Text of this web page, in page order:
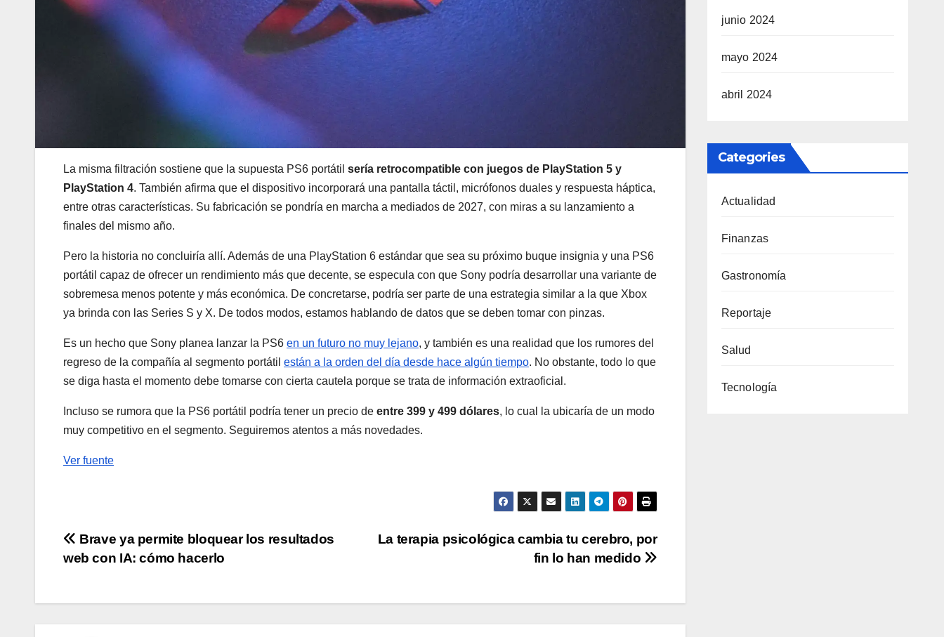
La misma filtración sostiene que la supuesta PS6 portátil sería retrocompatible con juegos de PlayStation 5 y
PlayStation 4. También afirma que el dispositivo incorporará una pantalla táctil, micrófonos duales y respuesta háptica,
entre otras características. Su fabricación se pondría en marcha a mediados de 2027, con miras a su lanzamiento a
finales del mismo año.
Pero la historia no concluiría allí. Además de una PlayStation 6 estándar que sea su próximo buque insignia y una PS6
portátil capaz de ofrecer un rendimiento más que decente, se especula con que Sony podría desarrollar una variante de
sobremesa menos potente y más económica. De concretarse, podría ser parte de una estrategia similar a la que Xbox
ya brinda con las Series S y X. De todos modos, estamos hablando de datos que se deben tomar con pinzas.
Es un hecho que Sony planea lanzar la PS6 en un futuro no muy lejano, y también es una realidad que los rumores del
regreso de la compañía al segmento portátil están a la orden del día desde hace algún tiempo. No obstante, todo lo que
se diga hasta el momento debe tomarse con cierta cautela porque se trata de información extraoficial.
Incluso se rumora que la PS6 portátil podría tener un precio de entre 399 y 499 dólares, lo cual la ubicaría de un modo
muy competitivo en el segmento. Seguiremos atentos a más novedades.
Ver fuente
Navegación
entradas
La terapia psicológica cambia tu cerebro, por
fin lo han medido
Brave ya permite bloquear los resultados
web con IA: cómo hacerlo
junio 2024
mayo 2024
abril 2024
Categories
Actualidad
Finanzas
Gastronomía
Reportaje
Salud
Tecnología